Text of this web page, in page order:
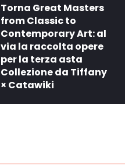
Torna Great Masters
from Classic to
Contemporary Art: al
via la raccolta opere
per la terza asta
Collezione da Tiffany
× Catawiki